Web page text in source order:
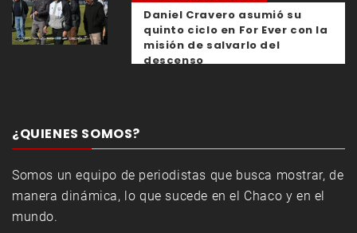
Daniel Cravero asumió su
quinto ciclo en For Ever con la
misión de salvarlo del
descenso
¿QUIENES SOMOS?
Somos un equipo de periodistas que busca mostrar, de
manera dinámica, lo que sucede en el Chaco y en el
mundo.